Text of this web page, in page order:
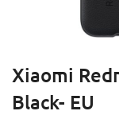
Xiaomi
Black- EU